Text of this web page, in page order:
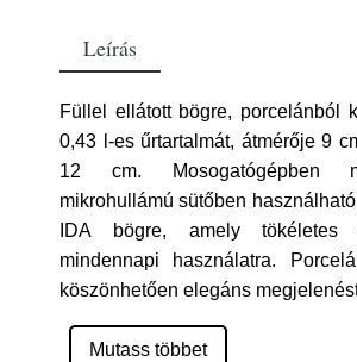
Leírás
Füllel ellátott bögre, porcelánból
0,43 l-es űrtartalmát, átmérője 9
12 cm. Mosogatógépben
mikrohullámú sütőben
IDA bögre, amely tökéletes
mindennapi használatra.
köszönhetően elegáns
Mutass többet